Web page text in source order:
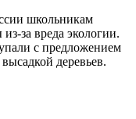
школьникам
за вреда экологии.
с предложением
деревьев.